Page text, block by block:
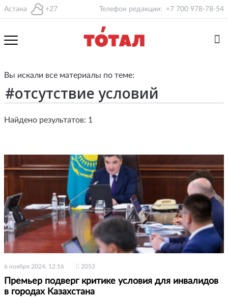
Астана +27 Телефон редакции: +7 700 978-78-54
Вы искали все материалы по теме:
Найдено результатов: 1
6 ноября 2024, 12:16 2053
Премьер подверг критике условия для инвалидов
в городах Казахстана